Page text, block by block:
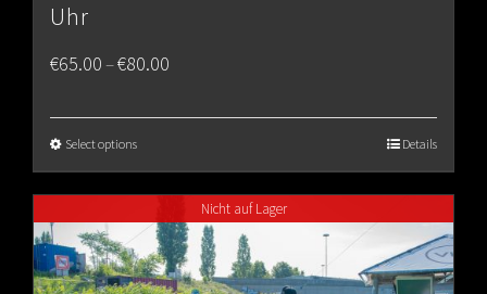
Uhr
€65.00–€80.00
€80.00
Select options Details
Nicht auf Lager